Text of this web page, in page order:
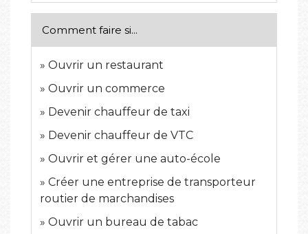
Comment faire si...
Ouvrir un restaurant
Ouvrir un commerce
Devenir chauffeur de taxi
Devenir chauffeur de VTC
Ouvrir et gérer une auto-école
Créer une entreprise de transporteur
routier de marchandises
Ouvrir un bureau de tabac